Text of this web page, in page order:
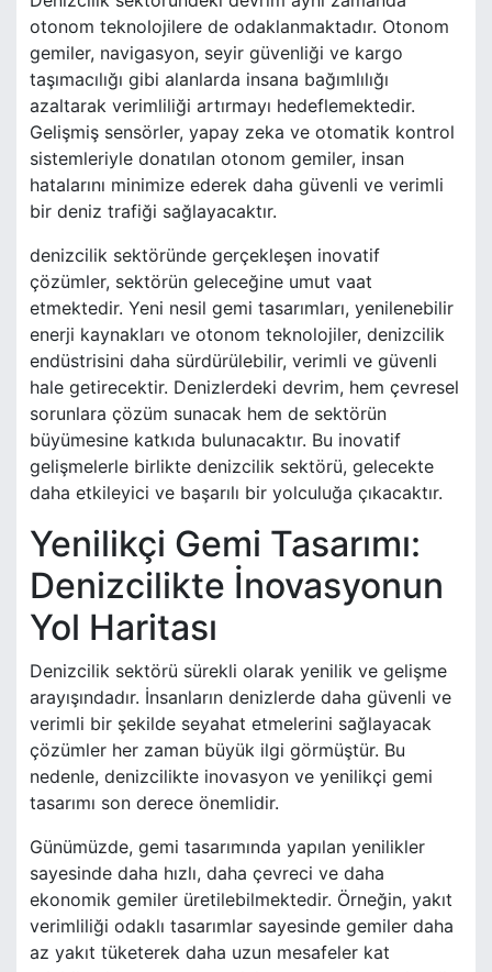
otonom teknolojilere de odaklanmaktadır. Otonom
gemiler, navigasyon, seyir güvenliği ve kargo
taşımacılığı gibi alanlarda insana bağımlılığı
azaltarak verimliliği artırmayı hedeflemektedir.
Gelişmiş sensörler, yapay zeka ve otomatik kontrol
sistemleriyle donatılan otonom gemiler, insan
hatalarını minimize ederek daha güvenli ve verimli
bir deniz trafiği sağlayacaktır.
denizcilik sektöründe gerçekleşen inovatif
çözümler, sektörün geleceğine umut vaat
etmektedir. Yeni nesil gemi tasarımları, yenilenebilir
enerji kaynakları ve otonom teknolojiler, denizcilik
endüstrisini daha sürdürülebilir, verimli ve güvenli
hale getirecektir. Denizlerdeki devrim, hem çevresel
sorunlara çözüm sunacak hem de sektörün
büyümesine katkıda bulunacaktır. Bu inovatif
gelişmelerle birlikte denizcilik sektörü, gelecekte
daha etkileyici ve başarılı bir yolculuğa çıkacaktır.
Yenilikçi Gemi Tasarımı:
Denizcilikte İnovasyonun
Yol Haritası
Denizcilik sektörü sürekli olarak yenilik ve gelişme
arayışındadır. İnsanların denizlerde daha güvenli ve
verimli bir şekilde seyahat etmelerini sağlayacak
çözümler her zaman büyük ilgi görmüştür. Bu
nedenle, denizcilikte inovasyon ve yenilikçi gemi
tasarımı son derece önemlidir.
Günümüzde, gemi tasarımında yapılan yenilikler
sayesinde daha hızlı, daha çevreci ve daha
ekonomik gemiler üretilebilmektedir. Örneğin, yakıt
verimliliği odaklı tasarımlar sayesinde gemiler daha
az yakıt tüketerek daha uzun mesafeler kat